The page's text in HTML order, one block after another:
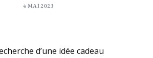
4 MAI 2023
d’une idée cadeau